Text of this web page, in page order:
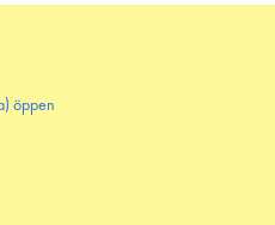
öppen